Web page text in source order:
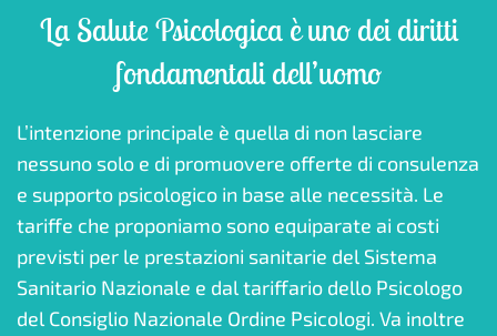
La Salute Psicologica è uno dei diritti
fondamentali dell’uomo
L’intenzione principale è quella di non lasciare
nessuno solo e di promuovere offerte di consulenza
e supporto psicologico in base alle necessità. Le
tariffe che proponiamo sono equiparate ai costi
previsti per le prestazioni sanitarie del Sistema
Sanitario Nazionale e dal tariffario dello Psicologo
del Consiglio Nazionale Ordine Psicologi. Va inoltre